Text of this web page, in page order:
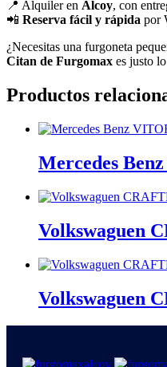
📍 Alquiler en Alcoy, con
📲 Reserva fácil y rápida por
¿Necesitas una furgoneta
Citan de Furgomax es justo
Productos
Mercedes
Volkswaguen
Volkswaguen